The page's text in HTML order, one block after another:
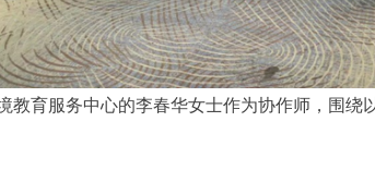
教育服务中心的李春华女士作为协作师，围绕